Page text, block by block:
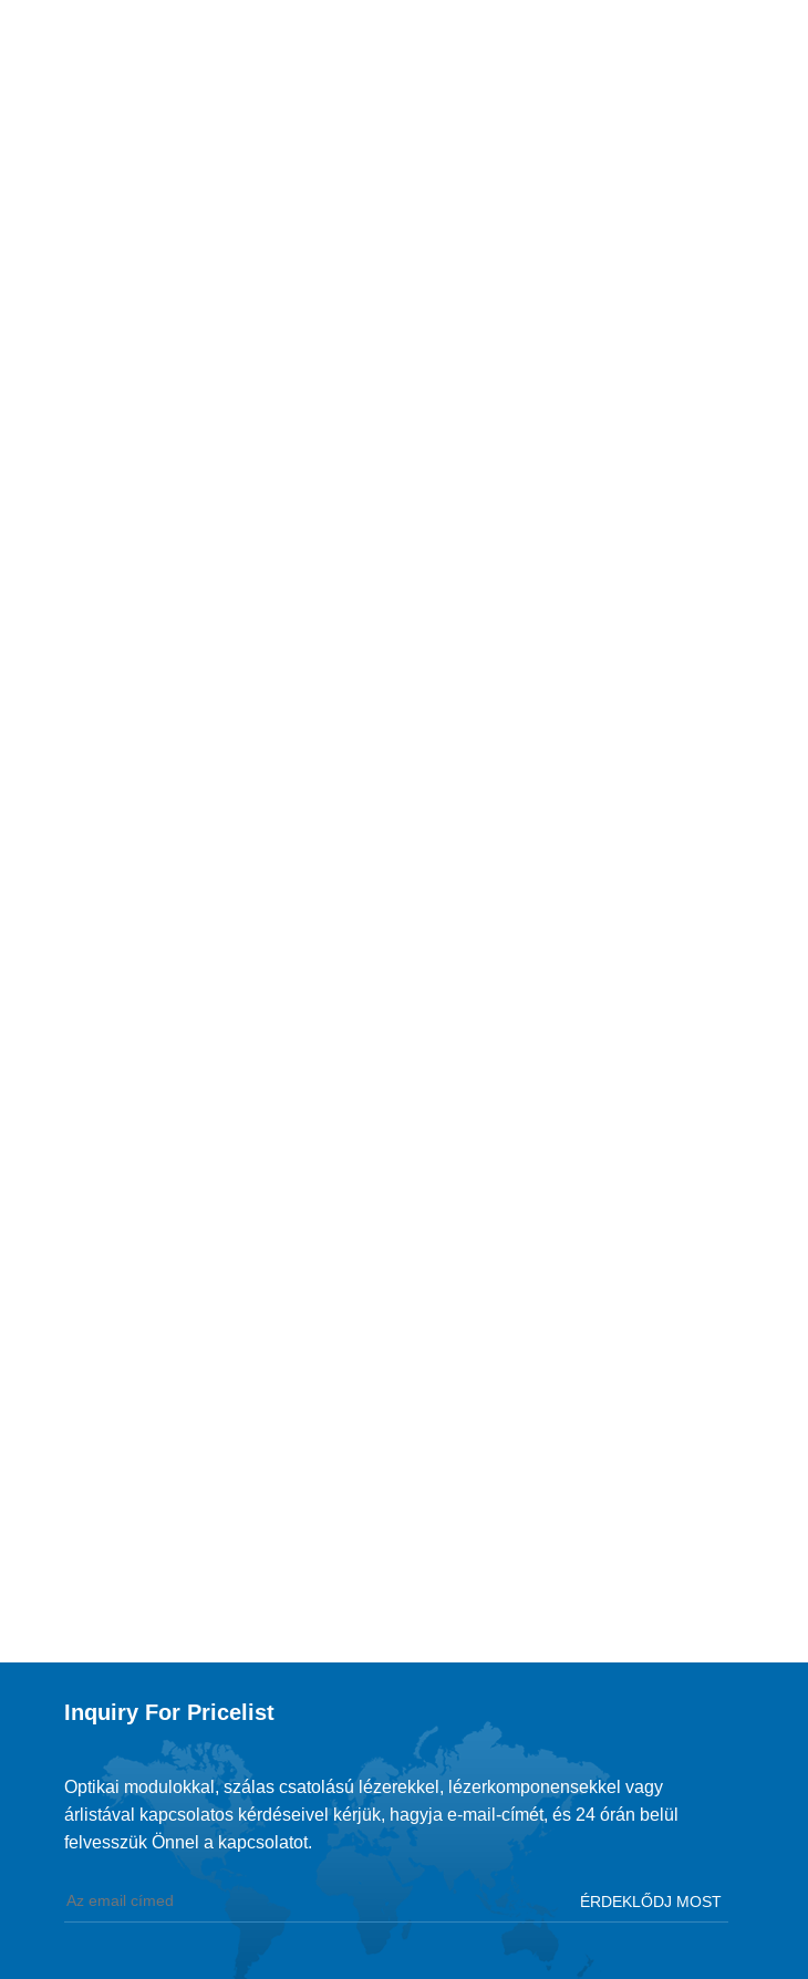
Inquiry For Pricelist
Optikai modulokkal, szálas csatolású lézerekkel, lézerkomponensekkel vagy
árlistával kapcsolatos kérdéseivel kérjük, hagyja e-mail-címét, és 24 órán belül
felvesszük Önnel a kapcsolatot.